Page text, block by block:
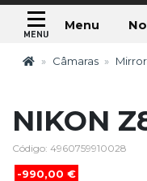
Menu
Câmaras
NIKON
Código: 4960759910028
-990,00 €